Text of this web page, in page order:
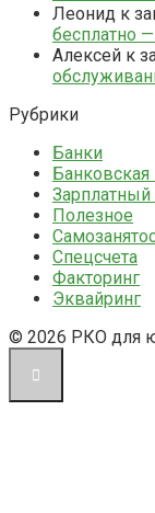
Леонид к
бесплатно
Алексей к
Рубрики
Банки
Банковская
Зарплатный
Полезное
Спецсчета
Факторинг
Эквайринг
© 2026 РКО для